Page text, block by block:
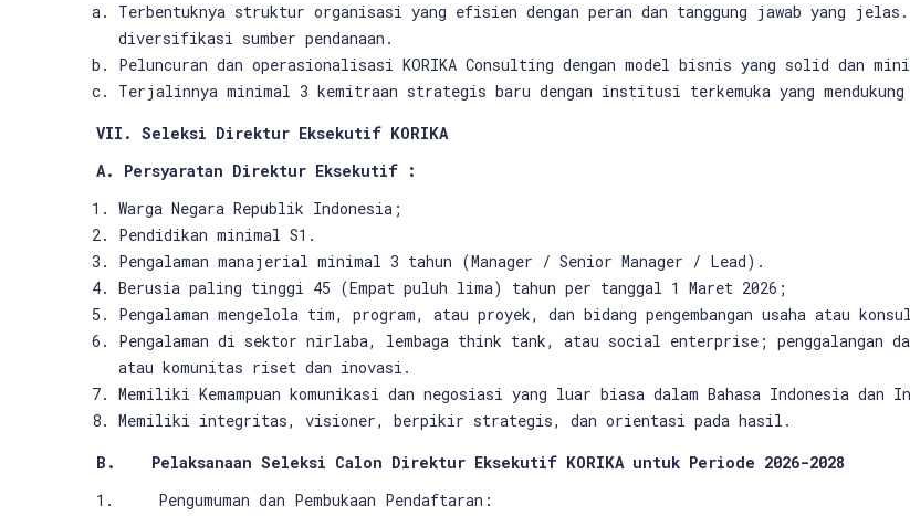
Terbentuknya struktur organisasi yang efisien dengan peran dan tanggung jawab yang
diversifikasi sumber pendanaan.
Peluncuran dan operasionalisasi KORIKA Consulting dengan model bisnis yang solid dan
Terjalinnya minimal 3 kemitraan strategis baru dengan institusi terkemuka yang mendukung
VII. Seleksi Direktur Eksekutif KORIKA
A. Persyaratan Direktur Eksekutif :
Warga Negara Republik Indonesia;
Pendidikan minimal S1.
Pengalaman manajerial minimal 3 tahun (Manager / Senior Manager / Lead).
Berusia paling tinggi 45 (Empat puluh lima) tahun per tanggal 1 Maret 2026;
Pengalaman mengelola tim, program, atau proyek, dan bidang pengembangan usaha atau
Pengalaman di sektor nirlaba, lembaga think tank, atau social enterprise; penggalangan
atau komunitas riset dan inovasi.
Memiliki Kemampuan komunikasi dan negosiasi yang luar biasa dalam Bahasa Indonesia dan
Memiliki integritas, visioner, berpikir strategis, dan orientasi pada hasil.
B. Pelaksanaan Seleksi Calon Direktur Eksekutif KORIKA untuk Periode 2026-2028
1. Pengumuman dan Pembukaan Pendaftaran: